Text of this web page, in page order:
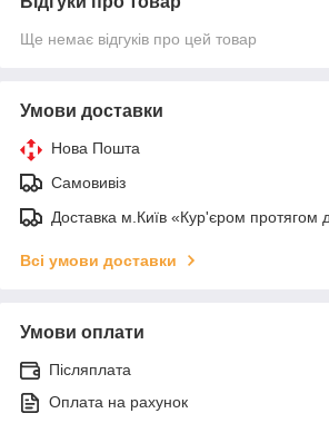
Ще немає відгуків про цей товар
Умови доставки
Нова Пошта
Самовивіз
Доставка м.Київ «Кур'єром протягом
Всі умови доставки
Умови оплати
Післяплата
Оплата на рахунок